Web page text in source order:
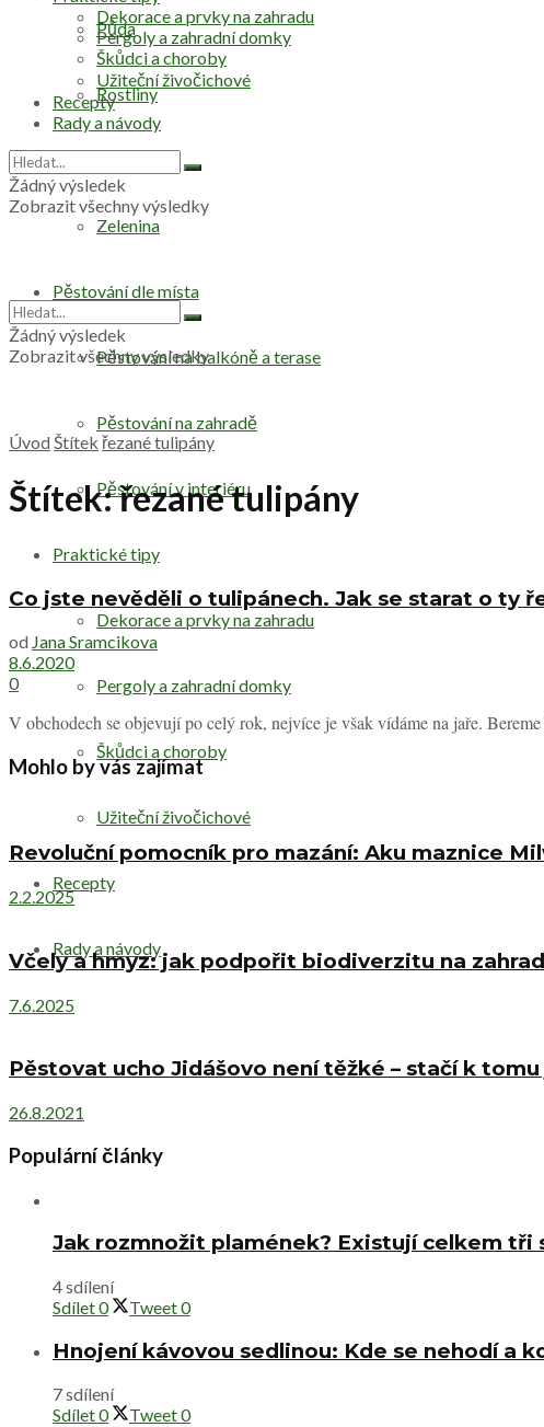
Půda
Rostliny
Zelenina
Pěstování dle místa
Pěstování na balkóně a terase
Pěstování na zahradě
Pěstování v interiéru
Praktické tipy
Dekorace a prvky na zahradu
Pergoly a zahradní domky
Škůdci a choroby
Užiteční živočichové
Recepty
Rady a návody
Dekorace a prvky na zahradu
Pergoly a zahradní domky
Škůdci a choroby
Užiteční živočichové
Recepty
Rady a návody
Žádný výsledek
Zobrazit všechny výsledky
Žádný výsledek
Zobrazit všechny výsledky
Úvod Štítek řezané tulipány
Štítek:řezané tulipány
Co jste nevěděli o tulipánech. Jak se starat o ty
od Jana Sramcikova
8.6.2020
0
V obchodech se objevují po celý rok, nejvíce je však vídáme na jaře.
Mohlo by vás zajímat
Revoluční pomocník pro mazání: Aku maznice
2.2.2025
Včely a hmyz: jak podpořit biodiverzitu na
7.6.2025
Pěstovat ucho Jidášovo není těžké – stačí k
26.8.2021
Populární články
Jak rozmnožit plamének? Existují celkem tři
4 sdílení
Sdílet0 Tweet0
Hnojení kávovou sedlinou: Kde se nehodí a
7 sdílení
Sdílet0 Tweet0